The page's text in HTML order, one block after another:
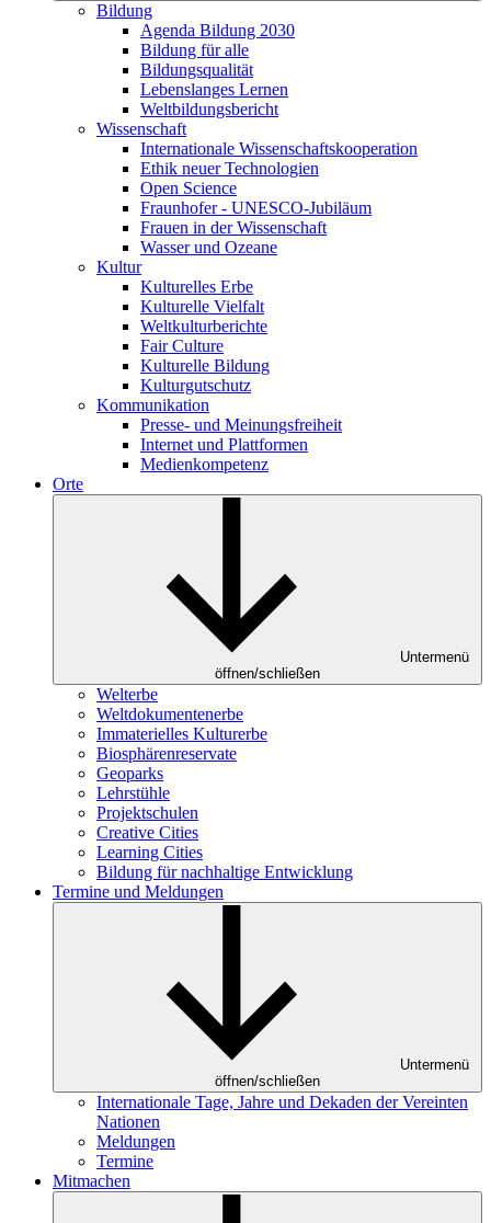
Bildung
Agenda Bildung 2030
Bildung für alle
Bildungsqualität
Lebenslanges Lernen
Weltbildungsbericht
Wissenschaft
Internationale Wissenschaftskooperation
Ethik neuer Technologien
Open Science
Fraunhofer - UNESCO-Jubiläum
Frauen in der Wissenschaft
Wasser und Ozeane
Kultur
Kulturelles Erbe
Kulturelle Vielfalt
Weltkulturberichte
Fair Culture
Kulturelle Bildung
Kulturgutschutz
Kommunikation
Presse- und Meinungsfreiheit
Internet und Plattformen
Medienkompetenz
Orte
Untermenü
öffnen/schließen
Welterbe
Weltdokumentenerbe
Immaterielles Kulturerbe
Biosphärenreservate
Geoparks
Lehrstühle
Projektschulen
Creative Cities
Learning Cities
Bildung für nachhaltige Entwicklung
Termine und Meldungen
Untermenü
öffnen/schließen
Internationale Tage, Jahre und Dekaden der Vereinten
Nationen
Meldungen
Termine
Mitmachen